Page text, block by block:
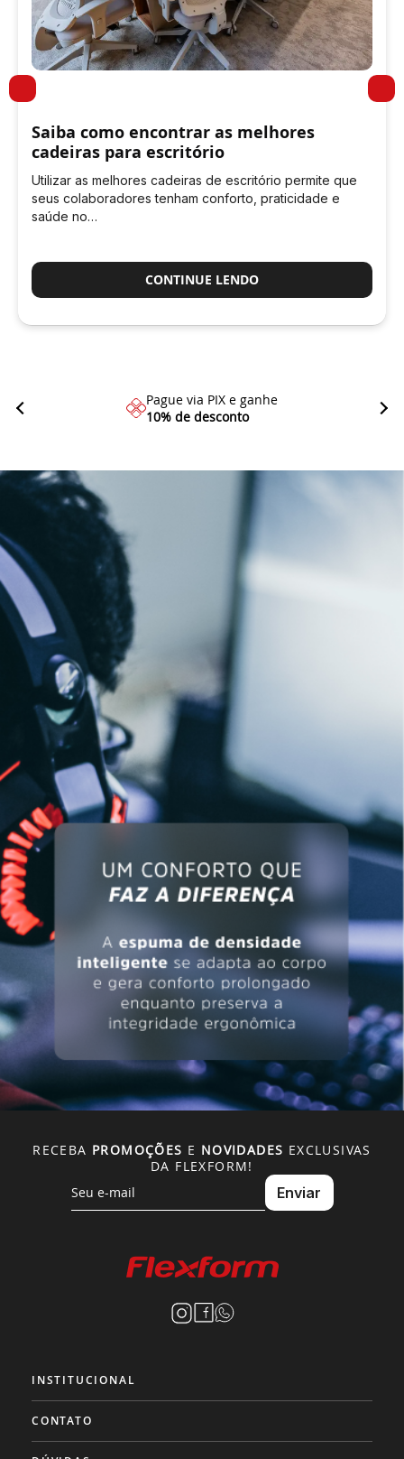
Saiba como encontrar as melhores
cadeiras para escritório
Utilizar as melhores cadeiras de escritório permite que
seus colaboradores tenham conforto, praticidade e
saúde no…
CONTINUE LENDO
Pague via PIX e ganhe
10% de desconto
RECEBA PROMOÇÕES E NOVIDADES EXCLUSIVAS
DA FLEXFORM!
INSTITUCIONAL
CONTATO